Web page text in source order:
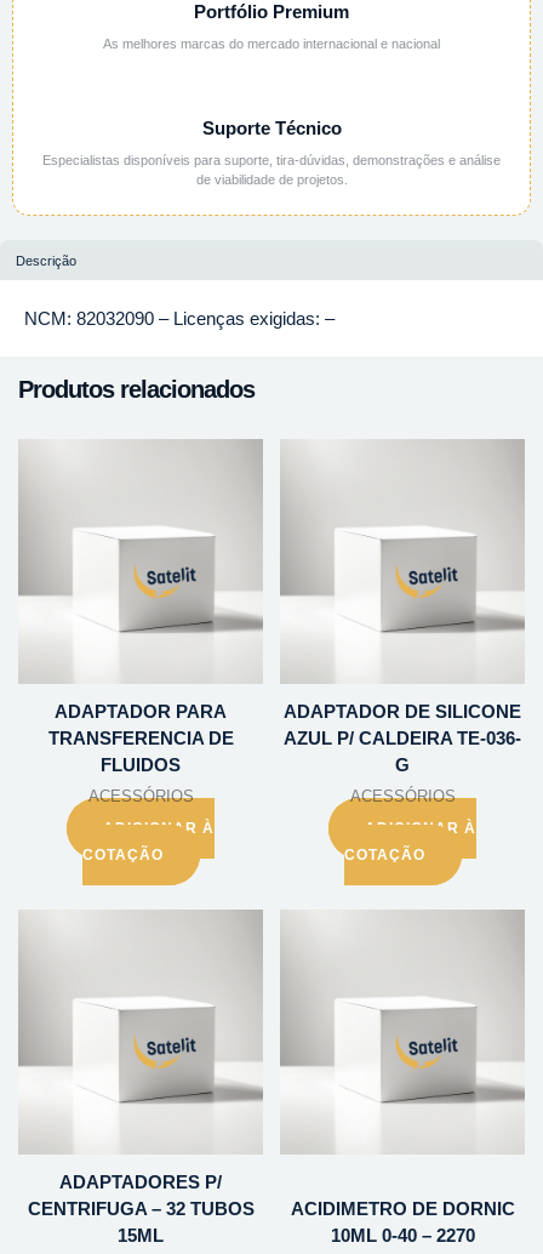
Portfólio Premium
As melhores marcas do mercado internacional e nacional
Suporte Técnico
Especialistas disponíveis para suporte, tira-dúvidas, demonstrações e análise
de viabilidade de projetos.
Descrição
NCM: 82032090 – Licenças exigidas: –
Produtos relacionados
ADAPTADOR PARA
TRANSFERENCIA DE
FLUIDOS
ACESSÓRIOS
ADICIONAR À
COTAÇÃO
ADAPTADOR DE SILICONE
AZUL P/ CALDEIRA TE-036-
G
ACESSÓRIOS
ADICIONAR À
COTAÇÃO
ADAPTADORES P/
CENTRIFUGA – 32 TUBOS
15ML
ACIDIMETRO DE DORNIC
10ML 0-40 – 2270